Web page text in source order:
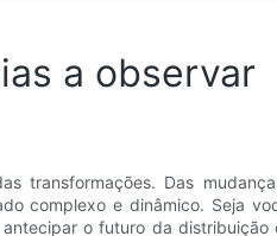
a observar
transformações. Das
complexo e dinâmico. Seja
o futuro da